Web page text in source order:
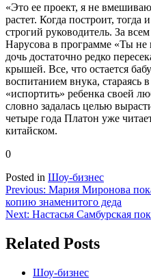
«Это ее проект, я не
растет. Когда построит,
строгий руководитель. За
Нарусова в программе «Ты
дочь достаточно редко
крышей. Все, что остается
воспитанием внука, стараясь
«испортить» ребенка своей
словно задалась целью
четыре года Платон уже
китайском.
0
Posted in Шоу-бизнес
Навигация
по
Previous: Мария Миронова
копию знаменитого деда
Next: Настасья Самбурская
Related Posts
Шоу-бизнес